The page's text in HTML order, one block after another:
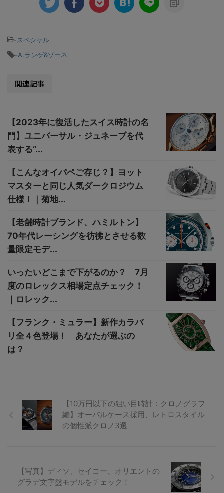
-スペシャル
-A.ランゲ&ゾーネ
関連記事
【2023年に復活したスイス時計の名
門】ユニバーサル・ジュネーブを代
表する“...
【こんなオイパペご存じ？】ヨット
マスターと同じ人気ダークロジウム
仕様！｜菊地...
【老舗時計ブランド、ハミルトン】
70年代レーシングを彷彿とさせる数
量限定モデ...
いったいどこまで下がるのか？ 7月
度のロレックス相場定点チェック！
｜ロレック...
【フランク・ミュラー】新作カラバ
リ全４色登場！ あなたが選ぶの
は？
【10万円以下の狙い目時計：クロノグラフ
編】オーバルケース採用、レトロスタイル
の個性派クロノ3選
【写真】ディソ、セイコー、オリエントの
グラデ文字盤モデルをチェック！